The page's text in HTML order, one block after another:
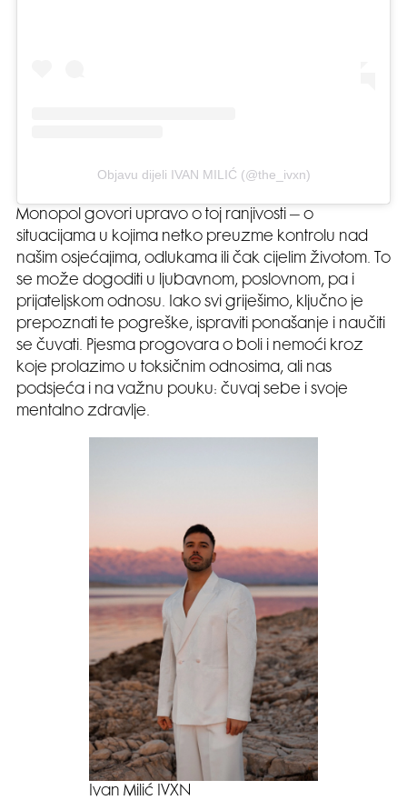
Objavu dijeli IVAN MILIĆ (@the_ivxn)
Monopol govori upravo o toj ranjivosti – o
situacijama u kojima netko preuzme kontrolu nad
našim osjećajima, odlukama ili čak cijelim životom. To
se može dogoditi u ljubavnom, poslovnom, pa i
prijateljskom odnosu. Iako svi griješimo, ključno je
prepoznati te pogreške, ispraviti ponašanje i naučiti
se čuvati. Pjesma progovara o boli i nemoći kroz
koje prolazimo u toksičnim odnosima, ali nas
podsjeća i na važnu pouku: čuvaj sebe i svoje
mentalno zdravlje.
Ivan Milić IVXN